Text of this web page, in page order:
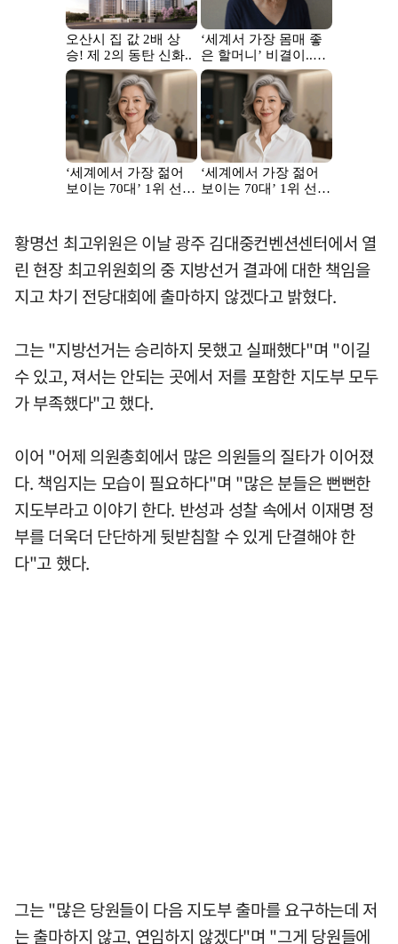
황명선 최고위원은 이날 광주 김대중컨벤션센터에서 열
린 현장 최고위원회의 중 지방선거 결과에 대한 책임을
지고 차기 전당대회에 출마하지 않겠다고 밝혔다.
그는 "지방선거는 승리하지 못했고 실패했다"며 "이길
수 있고, 져서는 안되는 곳에서 저를 포함한 지도부 모두
가 부족했다"고 했다.
이어 "어제 의원총회에서 많은 의원들의 질타가 이어졌
다. 책임지는 모습이 필요하다"며 "많은 분들은 뻔뻔한
지도부라고 이야기 한다. 반성과 성찰 속에서 이재명 정
부를 더욱더 단단하게 뒷받침할 수 있게 단결해야 한
다"고 했다.
그는 "많은 당원들이 다음 지도부 출마를 요구하는데 저
는 출마하지 않고, 연임하지 않겠다"며 "그게 당원들에